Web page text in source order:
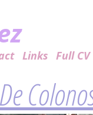
Links Full CV